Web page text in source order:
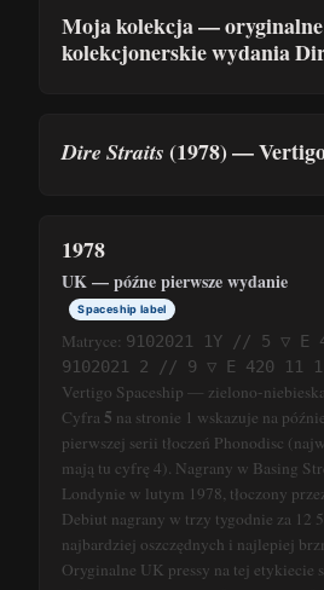
Moja kolekcja —
kolekcjonerskie wydania
Dire Straits (1978) —
1978
UK — późne pierwsze wydanie
Spaceship label
Matryce: 9102021 1Y // 5 ▽ E
9102021 2 // 9 ▽ E 420 11 1
Vertigo Spaceship — zielono-
Cyfra 5 na stronie 1 wskazuje na
pierwszej serii tłoczeń Phonodisc
mają tu cyfrę 4). Nagrany w Basing
Londynie w lutym 1978, tłoczony
Debiut nagrany w trzy tygodnie za 12
najbardziej oszczędnych i najlepiej
Oryginalne UK pressy na tej etykiecie